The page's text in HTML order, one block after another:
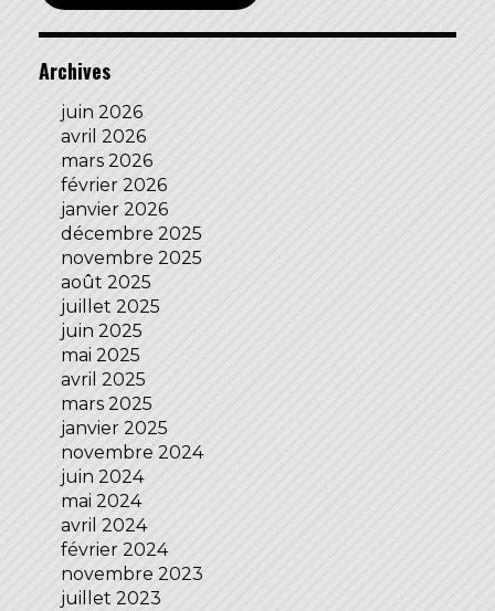
Archives
juin 2026
avril 2026
mars 2026
février 2026
janvier 2026
décembre 2025
novembre 2025
août 2025
juillet 2025
juin 2025
mai 2025
avril 2025
mars 2025
janvier 2025
novembre 2024
juin 2024
mai 2024
avril 2024
février 2024
novembre 2023
juillet 2023